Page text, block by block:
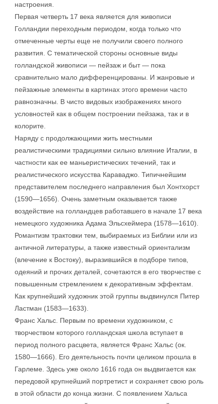
настроения.
Первая четверть 17 века является для живописи
Голландии переходным периодом, когда только что
отмеченные черты еще не получили своего полного
развития. С тематической стороны основные виды
голландской живописи — пейзаж и быт — пока
сравнительно мало дифференцированы. И жанровые и
пейзажные элементы в картинах этого времени часто
равнозначны. В чисто видовых изображениях много
условностей как в общем построении пейзажа, так и в
колорите.
Наряду с продолжающими жить местными
реалистическими традициями сильно влияние Италии, в
частности как ее маньеристических течений, так и
реалистического искусства Караваджо. Типичнейшим
представителем последнего направления был Хонтхорст
(1590—1656). Очень заметным оказывается также
воздействие на голландцев работавшего в начале 17 века
немецкого художника Адама Эльсхеймера (1578—1610).
Романтизм трактовки тем, выбираемых из Библии или из
античной литературы, а также известный ориентализм
(влечение к Востоку), выразившийся в подборе типов,
одеяний и прочих деталей, сочетаются в его творчестве с
повышенным стремлением к декоративным эффектам.
Как крупнейший художник этой группы выдвинулся Питер
Ластман (1583—1633).
Франс Хальс. Первым по времени художником, с
творчеством которого голландская школа вступает в
период полного расцвета, является Франс Хальс (ок.
1580—1666). Его деятельность почти целиком прошла в
Гарлеме. Здесь уже около 1616 года он выдвигается как
передовой крупнейший портретист и сохраняет свою роль
в этой области до конца жизни. С появлением Хальса